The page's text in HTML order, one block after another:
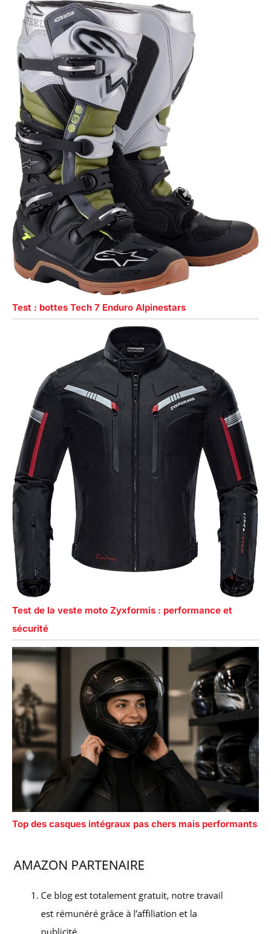
Test : bottes Tech 7 Enduro Alpinestars
Test de la veste moto Zyxformis : performance et
sécurité
Top des casques intégraux pas chers mais performants